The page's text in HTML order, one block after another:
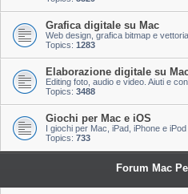
Grafica digitale su Mac
Web design, grafica bitmap e
Topics: 1283
Elaborazione digitale su
Editing foto, audio e video. Aiuti e
Topics: 3488
Giochi per Mac e iOS
I giochi per Mac, iPad, iPhone e
Topics: 733
Forum Mac